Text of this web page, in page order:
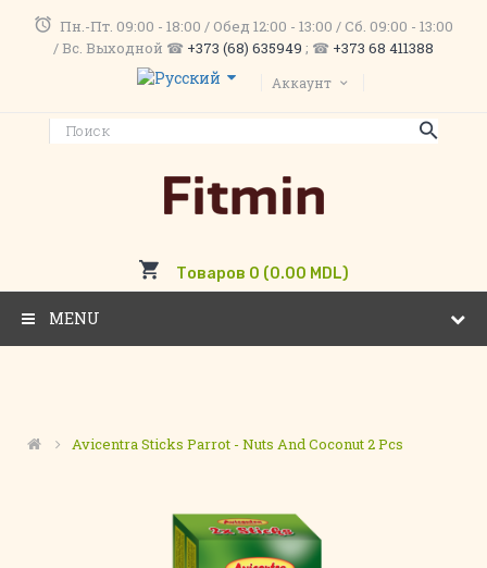
Пн.-Пт. 09:00 - 18:00 / Обед 12:00 - 13:00 / Сб. 09:00 - 13:00
/ Вс. Выходной ☎ +373 (68) 635949 ; ☎ +373 68 411388
Аккаунт
Товаров 0 (0.00 MDL)
MENU
Avicentra Sticks Parrot - Nuts And Coconut 2 Pcs